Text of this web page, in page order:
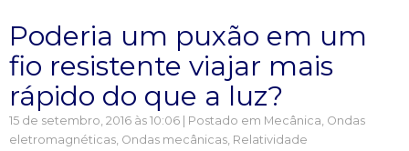
Poderia um puxão em um
fio resistente viajar mais
rápido do que a luz?
15 de setembro, 2016 às 10:06 | Postado em Mecânica, Ondas
eletromagnéticas, Ondas mecânicas, Relatividade